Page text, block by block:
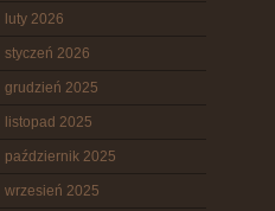
luty 2026
styczeń 2026
grudzień 2025
listopad 2025
październik 2025
wrzesień 2025